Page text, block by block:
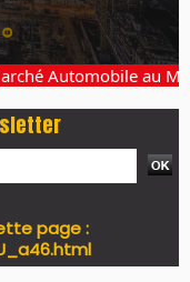
Automobile au
page :